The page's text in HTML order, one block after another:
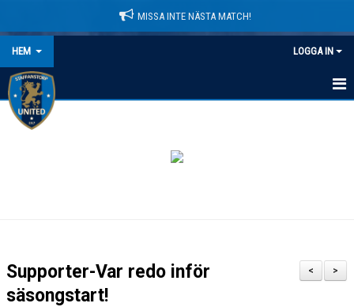
MISSA INTE NÄSTA MATCH!
HEM LOGGA IN
HEM
DOMARINFORMATION
>
<
Supporter-Var redo inför
säsongstart!